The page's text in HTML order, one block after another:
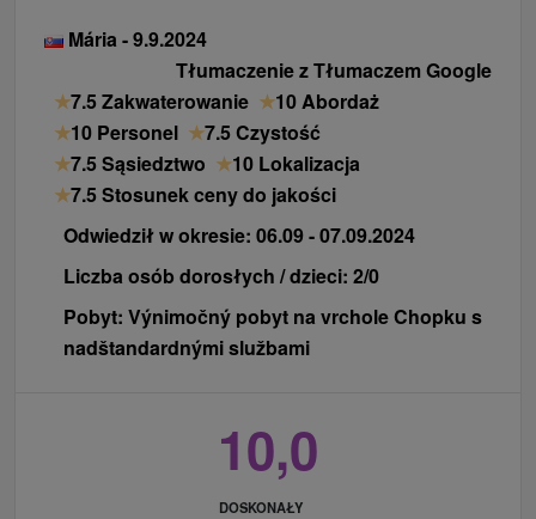
Mária - 9.9.2024
Tłumaczenie z Tłumaczem Google
★7.5 Zakwaterowanie ★10 Abordaż
★10 Personel ★7.5 Czystość
★7.5 Sąsiedztwo ★10 Lokalizacja
★7.5 Stosunek ceny do jakości
Odwiedził w okresie: 06.09 - 07.09.2024
Liczba osób dorosłych / dzieci: 2/0
Pobyt: Výnimočný pobyt na vrchole Chopku s
nadštandardnými službami
10,0
DOSKONAŁY